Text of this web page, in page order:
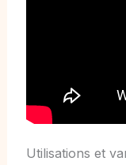
Utilisations et